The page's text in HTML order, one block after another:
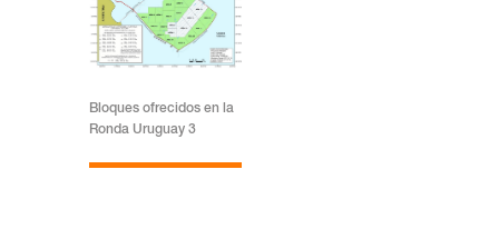
Bloques ofrecidos en la
Ronda Uruguay 3